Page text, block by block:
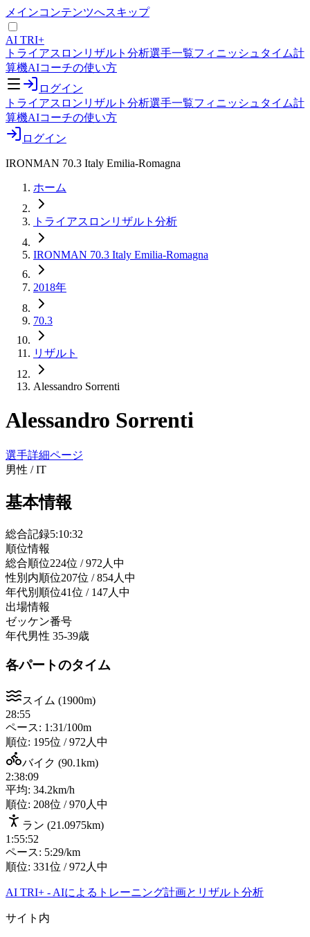
メインコンテンツへスキップ
AI TRI+
トライアスロンリザルト分析選手一覧フィニッシュタイム計
算機AIコーチの使い方
ログイン
トライアスロンリザルト分析選手一覧フィニッシュタイム計
算機AIコーチの使い方
ログイン
IRONMAN 70.3 Italy Emilia-Romagna
ホーム
トライアスロンリザルト分析
IRONMAN 70.3 Italy Emilia-Romagna
2018年
70.3
リザルト
Alessandro Sorrenti
Alessandro Sorrenti
選手詳細ページ
男性 /IT
基本情報
総合記録5:10:32
順位情報
総合順位224位 / 972人中
性別内順位207位 / 854人中
年代別順位41位 / 147人中
出場情報
ゼッケン番号
年代男性 35-39歳
各パートのタイム
スイム (1900m)
28:55
ペース: 1:31/100m
順位: 195位 / 972人中
バイク (90.1km)
2:38:09
平均: 34.2km/h
順位: 208位 / 970人中
ラン (21.0975km)
1:55:52
ペース: 5:29/km
順位: 331位 / 972人中
AI TRI+ - AIによるトレーニング計画とリザルト分析
サイト内